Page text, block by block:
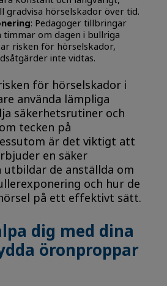
gradvisa hörselskador över tid.
: Pedagoger tillbringar
timmar om dagen i bullriga
risken för hörselskador,
inte vidtas.
för hörselskador i
använda lämpliga
säkerhetsrutiner och
tecken på
är det viktigt att
en säker
de anställda om
och hur de
på ett effektivt sätt.
dig med dina
öronproppar